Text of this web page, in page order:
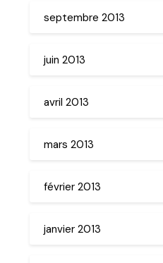
septembre 2013
juin 2013
avril 2013
mars 2013
février 2013
janvier 2013